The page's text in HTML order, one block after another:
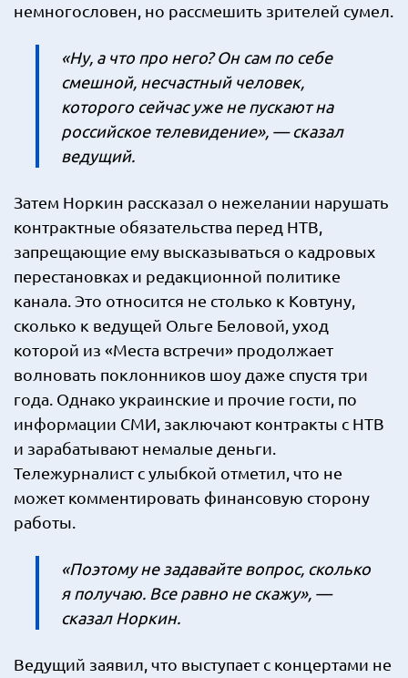
немногословен, но рассмешить зрителей сумел.
«Ну, а что про него? Он сам по себе
смешной, несчастный человек,
которого сейчас уже не пускают на
российское телевидение», — сказал
ведущий.
Затем Норкин рассказал о нежелании нарушать
контрактные обязательства перед НТВ,
запрещающие ему высказываться о кадровых
перестановках и редакционной политике
канала. Это относится не столько к Ковтуну,
сколько к ведущей Ольге Беловой, уход
которой из «Места встречи» продолжает
волновать поклонников шоу даже спустя три
года. Однако украинские и прочие гости, по
информации СМИ, заключают контракты с НТВ
и зарабатывают немалые деньги.
Тележурналист с улыбкой отметил, что не
может комментировать финансовую сторону
работы.
«Поэтому не задавайте вопрос, сколько
я получаю. Все равно не скажу», —
сказал Норкин.
Ведущий заявил, что выступает с концертами не